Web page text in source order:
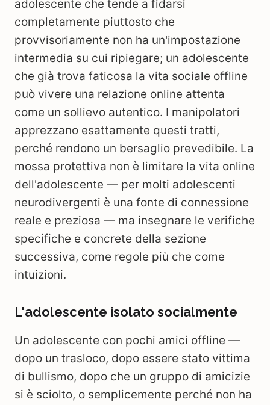
adolescente che tende a fidarsi
completamente piuttosto che
provvisoriamente non ha un'impostazione
intermedia su cui ripiegare; un adolescente
che già trova faticosa la vita sociale offline
può vivere una relazione online attenta
come un sollievo autentico. I manipolatori
apprezzano esattamente questi tratti,
perché rendono un bersaglio prevedibile. La
mossa protettiva non è limitare la vita online
dell'adolescente — per molti adolescenti
neurodivergenti è una fonte di connessione
reale e preziosa — ma insegnare le verifiche
specifiche e concrete della sezione
successiva, come regole più che come
intuizioni.
L'adolescente isolato socialmente
Un adolescente con pochi amici offline —
dopo un trasloco, dopo essere stato vittima
di bullismo, dopo che un gruppo di amicizie
si è sciolto, o semplicemente perché non ha